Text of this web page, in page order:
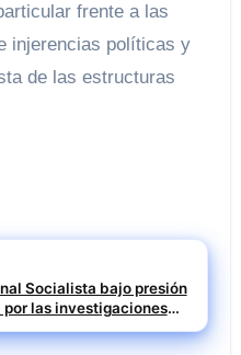
frente a las
injerencias políticas y
de las estructuras
Socialista bajo presión
las investigaciones